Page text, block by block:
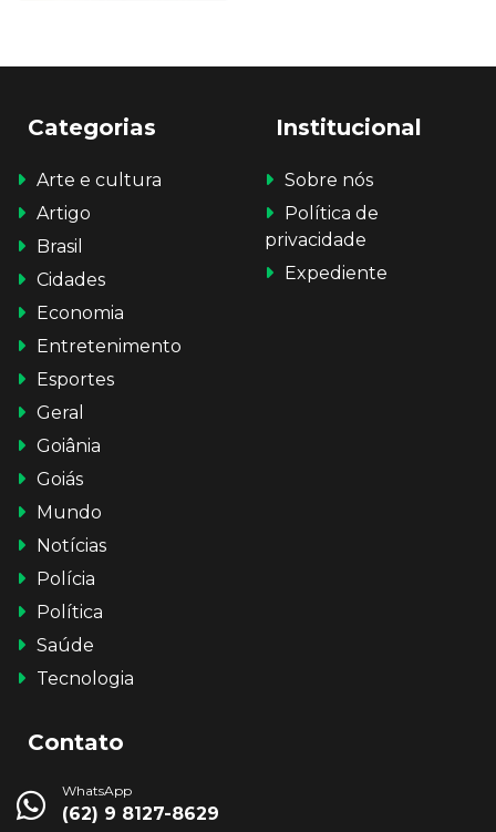
Categorias
Arte e cultura
Artigo
Brasil
Cidades
Economia
Entretenimento
Esportes
Geral
Goiânia
Goiás
Mundo
Notícias
Polícia
Política
Saúde
Tecnologia
Institucional
Sobre nós
Política de
privacidade
Expediente
Contato
WhatsApp
(62) 9 8127-8629